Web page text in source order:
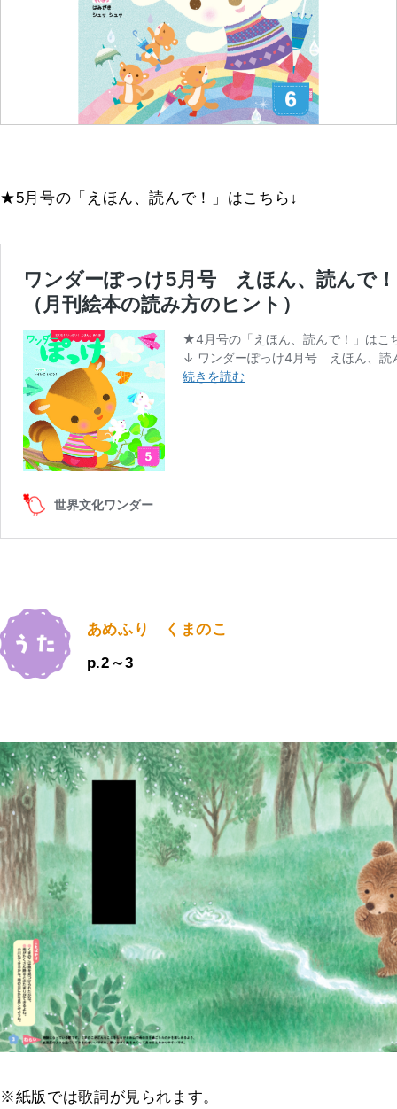
★5月号の「えほん、読んで！」はこちら↓
あめふり くまのこ
p.2～3
※紙版では歌詞が見られます。